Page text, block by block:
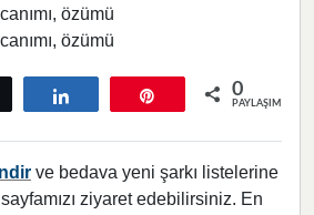
özümü
özümü
0
PAYLAŞIMLAR
ve bedava yeni şarkı listelerine
ziyaret edebilirsiniz. En